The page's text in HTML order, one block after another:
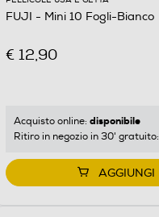
FUJI - Mini 10 Fogli-Bianco
€ 12,90
Acquisto online: disponibile
Ritiro in negozio in 30' gratuito:
AGGIUNGI